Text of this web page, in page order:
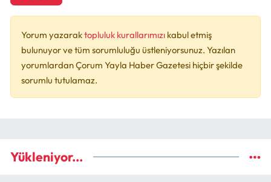
Yorum yazaraktopluluk kurallarımızı kabul etmiş
bulunuyor ve tüm sorumluluğu üstleniyorsunuz. Yazılan
yorumlardan Çorum Yayla Haber Gazetesi hiçbir şekilde
sorumlu tutulamaz.
Yükleniyor...